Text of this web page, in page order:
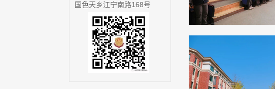
国色天乡江宁南路168号